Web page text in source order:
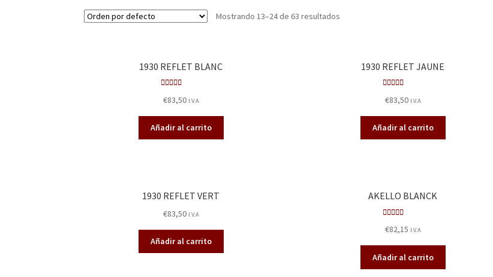
Mostrando 13–24 de 63 resultados
1930 REFLET BLANC
en3.25
de 5
€83,50 I.V.A
Añadir al carrito
1930 REFLET JAUNE
o en
3.00de
5
€83,50 I.V.A
Añadir al carrito
1930 REFLET VERT
€83,50 I.V.A
Añadir al carrito
AKELLO BLANCK
en3.17
de 5
€82,15 I.V.A
Añadir al carrito